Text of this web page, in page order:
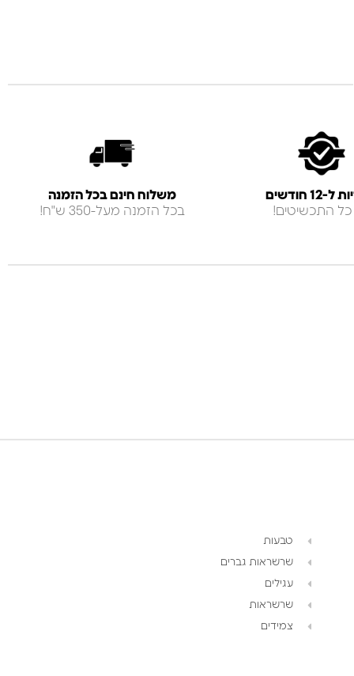
12 חודשים
התכשיטים!
משלוח חינם בכל הזמנה
בכל הזמנה מעל-350 ש"ח!
טבעות
שרשראות גברים
עגילים
שרשראות
צמידים